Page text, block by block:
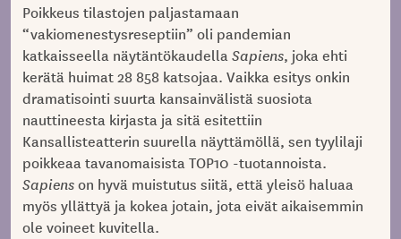
Poikkeus tilastojen paljastamaan
“vakiomenestysreseptiin” oli pandemian
katkaisseella näytäntökaudellaSapiens, joka ehti
kerätä huimat 28 858 katsojaa. Vaikka esitys onkin
dramatisointi suurta kansainvälistä suosiota
nauttineesta kirjasta ja sitä esitettiin
Kansallisteatterin suurella näyttämöllä, sen tyylilaji
poikkeaa tavanomaisista TOP10 -tuotannoista.
Sapienson hyvä muistutus siitä, että yleisö haluaa
myös yllättyä ja kokea jotain, jota eivät aikaisemmin
ole voineet kuvitella.